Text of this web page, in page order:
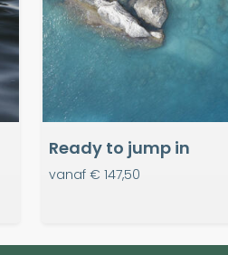
Ready to jump in
vanaf € 147,50